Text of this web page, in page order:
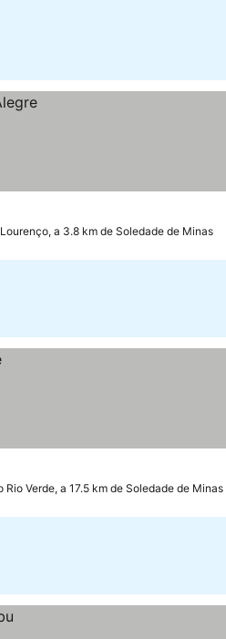
a 3.8 km de Soledade de Minas
Rio Verde, a 17.5 km de Soledade de Minas